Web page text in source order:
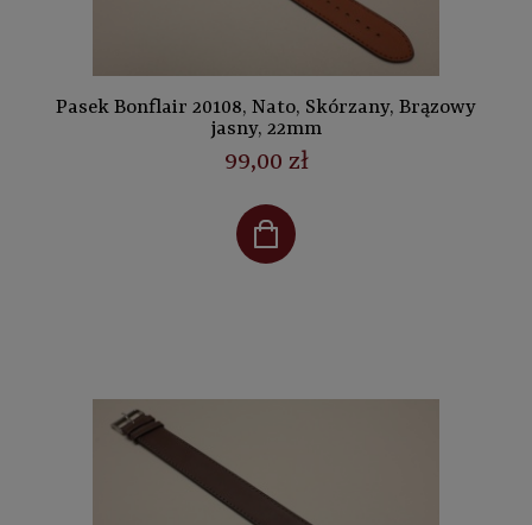
Pasek Bonflair 20108, Nato, Skórzany, Brązowy
jasny, 22mm
99,00 zł